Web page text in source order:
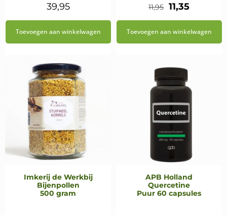
39,95
Toevoegen aan winkelwagen
11,95
prijs
11,35Huidige
prijs
Toevoegen aan winkelwagen
Imkerij de Werkbij
Bijenpollen
500 gram
APB Holland
Quercetine
Puur 60 capsules